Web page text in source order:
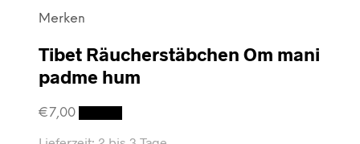
Merken
Tibet Räucherstäbchen Om mani
padme hum
€7,00